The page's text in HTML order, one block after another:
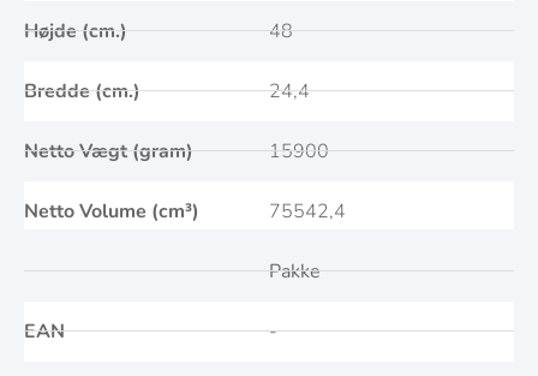
Højde (cm.)
Bredde (cm.)
Netto Vægt (gram)
Netto Volume (cm³)
48
24,4
15900
75542,4
EAN
Pakke
-